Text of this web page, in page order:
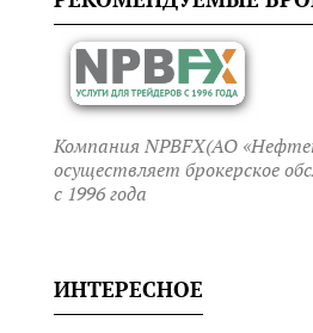
Компания NPBFX(АО
осуществляет брокерское
c 1996 года
ИНТЕРЕСНОЕ